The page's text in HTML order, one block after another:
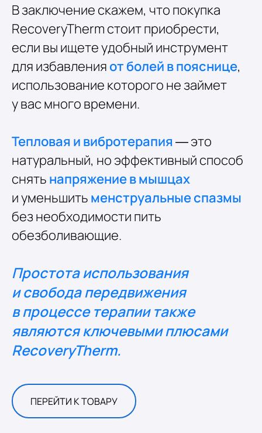
В заключение скажем, что покупка
RecoveryTherm стоит приобрести,
если вы ищете удобный инструмент
для избавления от болей в пояснице,
использование которого не займет
у вас много времени.
Тепловая и вибротерапия — это
натуральный, но эффективный способ
снять напряжение в мышцах
и уменьшить менструальные спазмы
без необходимости пить
обезболивающие.
Простота использования
и свобода передвижения
в процессе терапии также
являются ключевыми плюсами
RecoveryTherm.
ПЕРЕЙТИ К ТОВАРУ